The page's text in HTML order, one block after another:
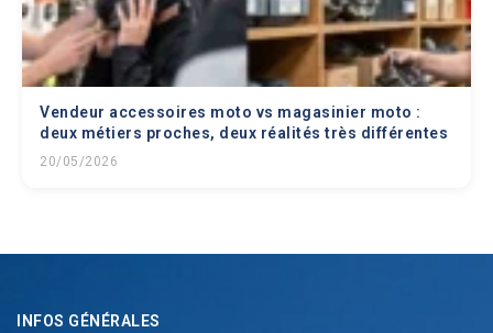
Vendeur accessoires moto vs magasinier moto :
deux métiers proches, deux réalités très différentes
20/05/2026
INFOS GÉNÉRALES